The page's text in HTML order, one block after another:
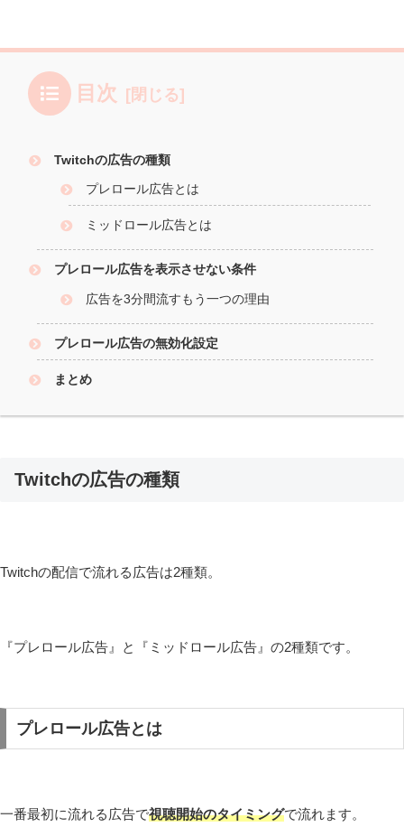
目次
Twitchの広告の種類
プレロール広告とは
ミッドロール広告とは
プレロール広告を表示させない条件
広告を3分間流すもう一つの理由
プレロール広告の無効化設定
まとめ
Twitchの広告の種類
Twitchの配信で流れる広告は2種類。
『プレロール広告』と『ミッドロール広告』の2種類です。
プレロール広告とは
一番最初に流れる広告で視聴開始のタイミングで流れます。